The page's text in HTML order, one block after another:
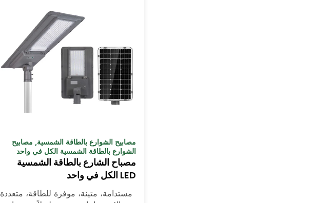
مصابيح الشوارع بالطاقة الشمسية, مصابيح
الشوارع بالطاقة الشمسية الكل في واحد
مصباح الشارع بالطاقة الشمسية
LED الكل في واحد
مستدامة، متينة، موفرة للطاقة، متعددة